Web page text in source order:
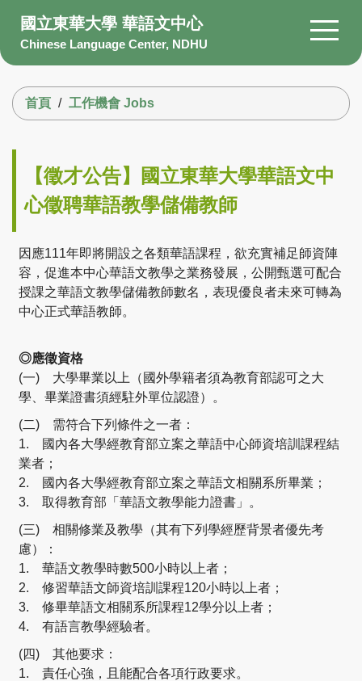
內
容
國立東華大學 華語文中心
Chinese Language Center, NDHU
搜尋
Courses
Scholarship
Information
Facility
Q&A
首頁 工作機會 Jobs
【徵才公告】國立東華大學華語文中
心徵聘華語教學儲備教師
因應111年即將開設之各類華語課程，欲充實補足師資陣
容，促進本中心華語文教學之業務發展，公開甄選可配合
授課之華語文教學儲備教師數名，表現優良者未來可轉為
中心正式華語教師。
◎應徵資格
(一) 大學畢業以上（國外學籍者須為教育部認可之大
學、畢業證書須經駐外單位認證）。
(二) 需符合下列條件之一者：
1. 國內各大學經教育部立案之華語中心師資培訓課程結
業者；
2. 國內各大學經教育部立案之華語文相關系所畢業；
3. 取得教育部「華語文教學能力證書」。
(三) 相關修業及教學（其有下列學經歷背景者優先考
慮）：
1. 華語文教學時數500小時以上者；
2. 修習華語文師資培訓課程120小時以上者；
3. 修畢華語文相關系所課程12學分以上者；
4. 有語言教學經驗者。
(四) 其他要求：
1. 責任心強，且能配合各項行政要求。